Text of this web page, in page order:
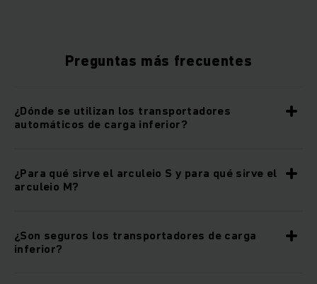
Preguntas más frecuentes
¿Dónde se utilizan los transportadores
automáticos de carga inferior?
¿Para qué sirve el arculeio S y para qué sirve el
arculeio M?
¿Son seguros los transportadores de carga
inferior?